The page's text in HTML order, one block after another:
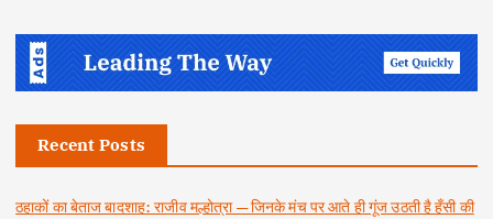
Recent Posts
ठहाकों का बेताज बादशाह: राजीव मल्होत्रा — जिनके मंच पर आते ही गूंज उठती है हँसी की